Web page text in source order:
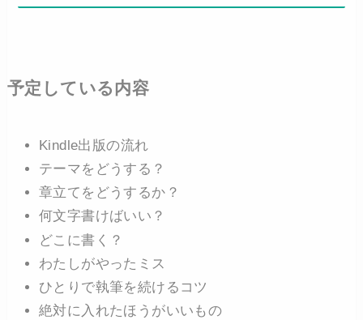
予定している内容
Kindle出版の流れ
テーマをどうする？
章立てをどうするか？
何文字書けばいい？
どこに書く？
わたしがやったミス
ひとりで執筆を続けるコツ
絶対に入れたほうがいいもの